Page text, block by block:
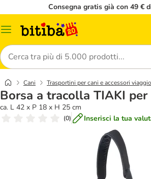
Consegna gratis già con 49 €
Overview
Cerca
Cani Trasportini per cani e accessori viaggio
Borsa a tracolla TIAKI per
ca. L 42 x P 18 x H 25 cm
(0) Inserisci la tua